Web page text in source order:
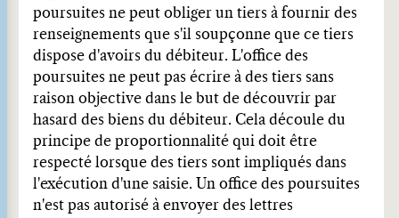
poursuites ne peut obliger un tiers à fournir des
renseignements que s'il soupçonne que ce tiers
dispose d'avoirs du débiteur. L'office des
poursuites ne peut pas écrire à des tiers sans
raison objective dans le but de découvrir par
hasard des biens du débiteur. Cela découle du
principe de proportionnalité qui doit être
respecté lorsque des tiers sont impliqués dans
l'exécution d'une saisie. Un office des poursuites
n'est pas autorisé à envoyer des lettres